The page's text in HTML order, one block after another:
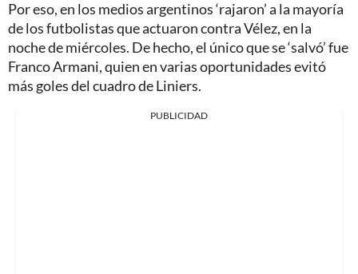
Por eso, en los medios argentinos ‘rajaron’ a la mayoría
de los futbolistas que actuaron contra Vélez, en la
noche de miércoles. De hecho, el único que se ‘salvó’ fue
Franco Armani, quien en varias oportunidades evitó
más goles del cuadro de Liniers.
PUBLICIDAD